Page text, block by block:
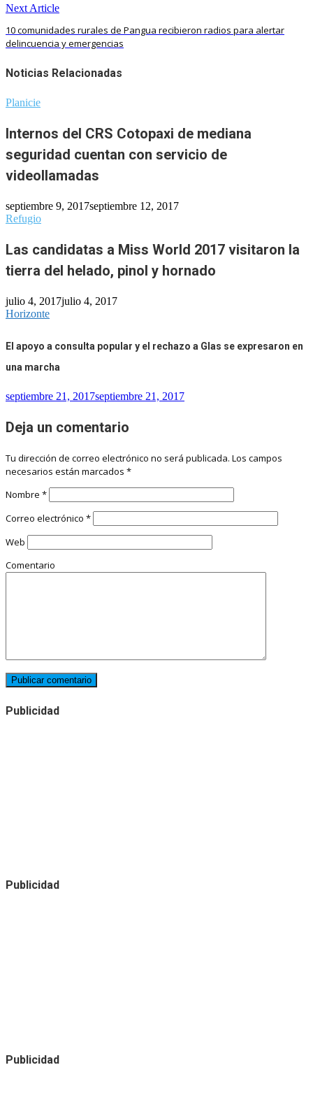
Next Article
10 comunidades rurales de Pangua recibieron radios para alertar
delincuencia y emergencias
Noticias Relacionadas
Planicie
Internos del CRS Cotopaxi de mediana
seguridad cuentan con servicio de
videollamadas
septiembre 9, 2017septiembre 12, 2017
Refugio
Las candidatas a Miss World 2017 visitaron la
tierra del helado, pinol y hornado
julio 4, 2017julio 4, 2017
Horizonte
El apoyo a consulta popular y el rechazo a Glas se expresaron en
una marcha
septiembre 21, 2017septiembre 21, 2017
Deja un comentario
Tu dirección de correo electrónico no será publicada. Los campos
necesarios están marcados *
Nombre *
Correo electrónico *
Web
Comentario
Publicidad
Publicidad
Publicidad